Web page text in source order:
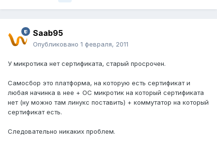
Saab95
Опубликовано 1 февраля, 2011
У микротика нет сертификата, старый просрочен.
Самосбор это платформа, на которую есть сертификат и
любая начинка в нее + ОС микротик на который сертификата
нет (ну можно там линукс поставить) + коммутатор на который
сертификат есть.
Следовательно никаких проблем.